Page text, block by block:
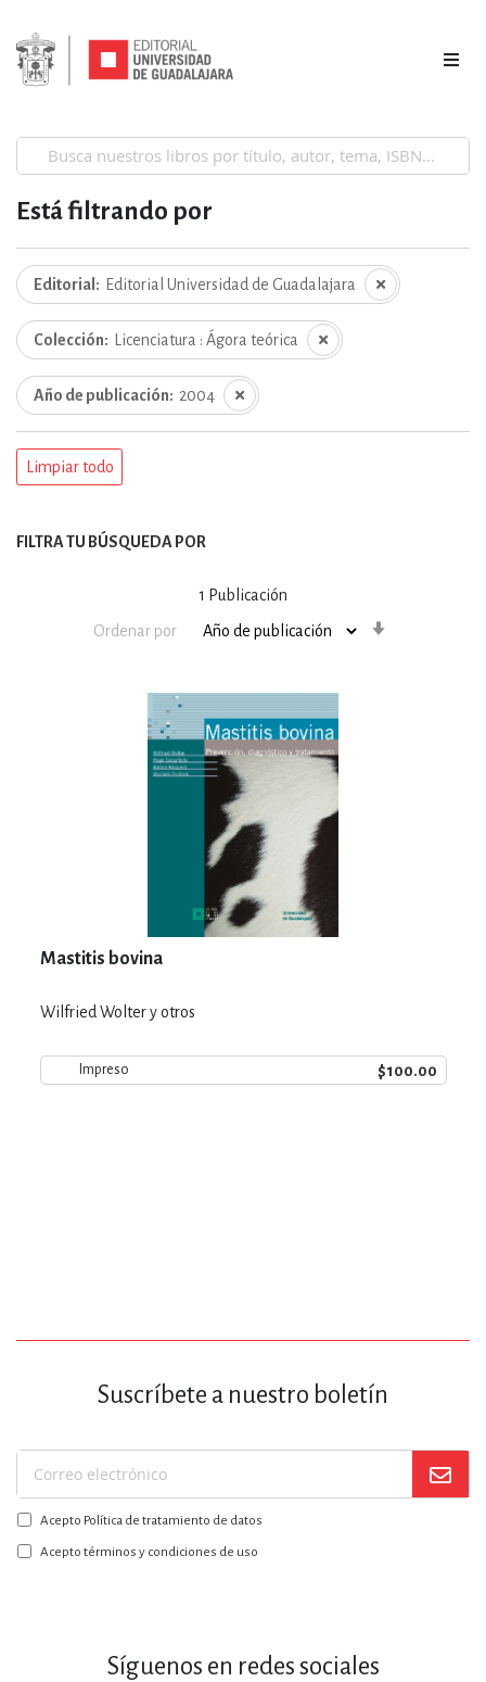
1 Publicación
Ordenar por
Mastitis bovina
Wilfried Wolter y otros
Impreso $100.00
Está filtrando por
Editorial Editorial Universidad de Guadalajara
Colección Licenciatura : Ágora teórica
Año de publicación 2004
Limpiar todo
FILTRA TU BÚSQUEDA POR
Suscríbete a nuestro boletín
Suscríbase
a
nuestro
boletín:
Acepto Política de tratamiento de datos
Acepto términos y condiciones de uso
Síguenos en redes sociales